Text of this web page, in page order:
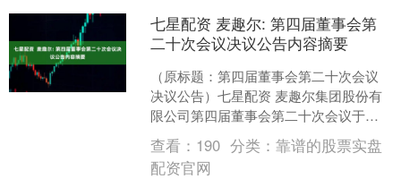
七星配资 麦趣尔: 第四届董事会第
二十次会议决议公告内容摘要
（原标题：第四届董事会第二十次会议
决议公告）七星配资 麦趣尔集团股份有
限公司第四届董事会第二十次会议于
2025年6月6日召开，会议采用现场表决
结合通讯表决的方式....
查看： 190 分类：靠谱的股票实盘
配资官网